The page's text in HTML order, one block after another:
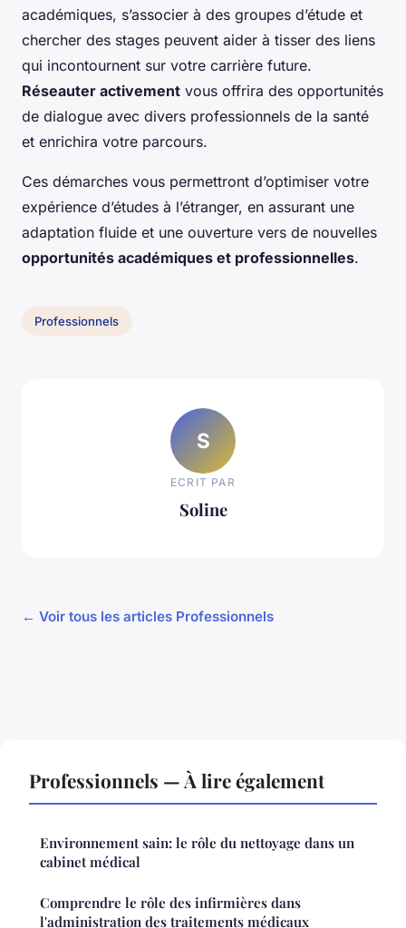
académiques, s’associer à des groupes d’étude et
chercher des stages peuvent aider à tisser des liens
qui incontournent sur votre carrière future.
Réseauter activement vous offrira des opportunités
de dialogue avec divers professionnels de la santé
et enrichira votre parcours.
Ces démarches vous permettront d’optimiser votre
expérience d’études à l’étranger, en assurant une
adaptation fluide et une ouverture vers de nouvelles
opportunités académiques et professionnelles.
Professionnels
S
ECRIT PAR
Soline
← Voir tous les articles Professionnels
Professionnels — À lire également
Environnement sain: le rôle du nettoyage dans un
cabinet médical
Comprendre le rôle des infirmières dans
l'administration des traitements médicaux